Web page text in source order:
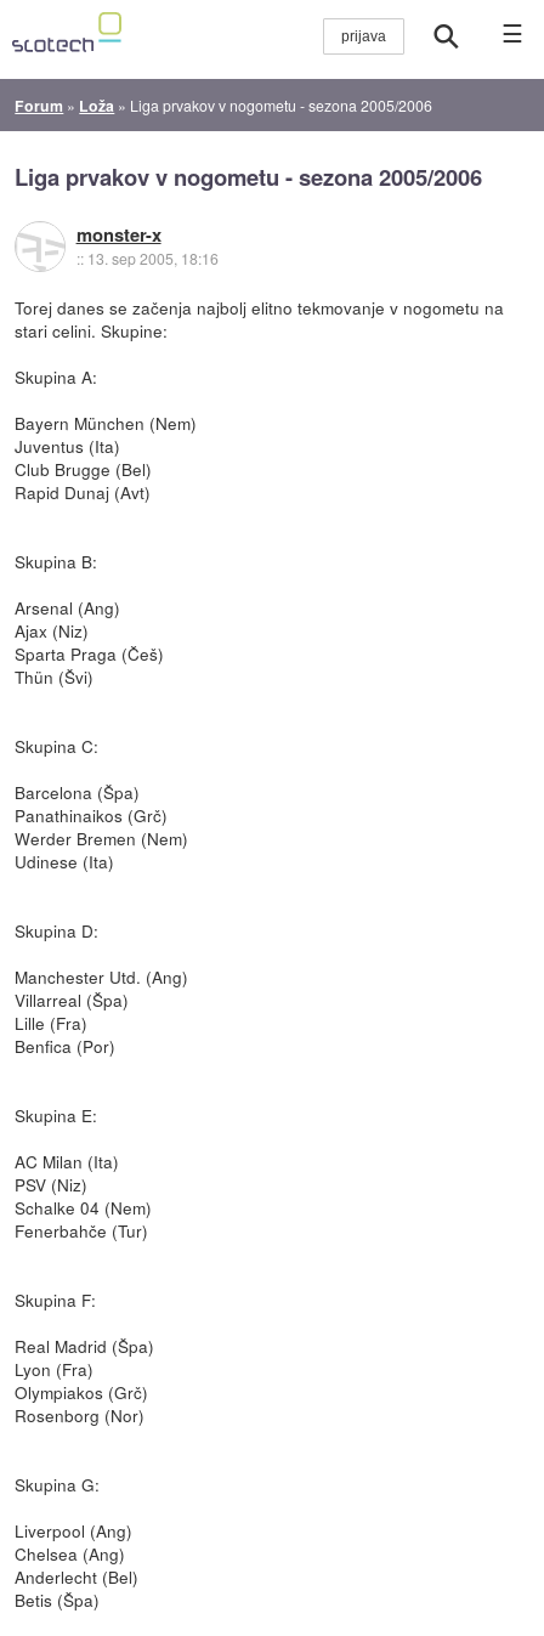
☰
Forum » Loža » Liga prvakov v nogometu - sezona 2005/2006
Liga prvakov v nogometu - sezona 2005/2006
monster-x
:: 13. sep 2005, 18:16
Torej danes se začenja najbolj elitno tekmovanje v nogometu na
stari celini. Skupine:
Skupina A:
Bayern München (Nem)
Juventus (Ita)
Club Brugge (Bel)
Rapid Dunaj (Avt)
Skupina B:
Arsenal (Ang)
Ajax (Niz)
Sparta Praga (Češ)
Thün (Švi)
Skupina C:
Barcelona (Špa)
Panathinaikos (Grč)
Werder Bremen (Nem)
Udinese (Ita)
Skupina D:
Manchester Utd. (Ang)
Villarreal (Špa)
Lille (Fra)
Benfica (Por)
Skupina E:
AC Milan (Ita)
PSV (Niz)
Schalke 04 (Nem)
Fenerbahče (Tur)
Skupina F:
Real Madrid (Špa)
Lyon (Fra)
Olympiakos (Grč)
Rosenborg (Nor)
Skupina G:
Liverpool (Ang)
Chelsea (Ang)
Anderlecht (Bel)
Betis (Špa)